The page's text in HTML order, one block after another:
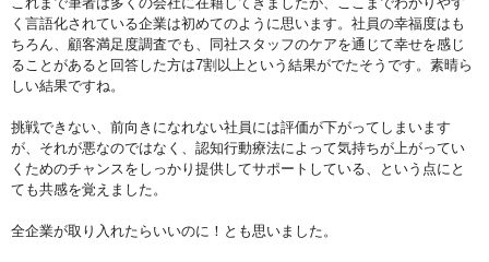
く言語化されている企業は初めてのように思います。社員の幸福度はも
ちろん、顧客満足度調査でも、同社スタッフのケアを通じて幸せを感じ
ることがあると回答した方は7割以上という結果がでたそうです。素晴ら
しい結果ですね。
挑戦できない、前向きになれない社員には評価が下がってしまいます
が、それが悪なのではなく、認知行動療法によって気持ちが上がってい
くためのチャンスをしっかり提供してサポートしている、という点にと
ても共感を覚えました。
全企業が取り入れたらいいのに！とも思いました。